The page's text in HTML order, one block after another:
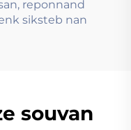
reponnand
siksteb nan
souvan